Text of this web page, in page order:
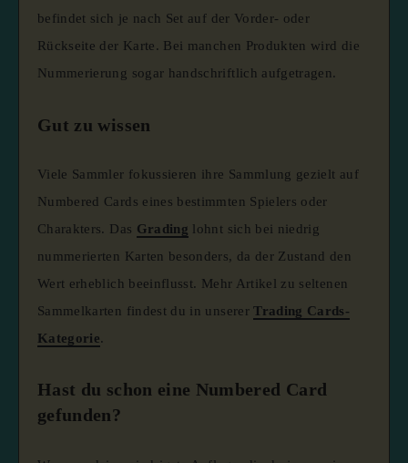
befindet sich je nach Set auf der Vorder- oder
Rückseite der Karte. Bei manchen Produkten wird die
Nummerierung sogar handschriftlich aufgetragen.
Gut zu wissen
Viele Sammler fokussieren ihre Sammlung gezielt auf
Numbered Cards eines bestimmten Spielers oder
Charakters. Das Grading lohnt sich bei niedrig
nummerierten Karten besonders, da der Zustand den
Wert erheblich beeinflusst. Mehr Artikel zu seltenen
Sammelkarten findest du in unsererTrading Cards-
Kategorie.
Hast du schon eine Numbered Card
gefunden?